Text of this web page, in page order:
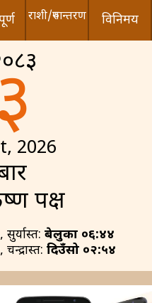
राशी/रुपान्तरण विनिमय
2026
पक्ष
, सुर्यास्त: बेलुका ०६:४४
, चन्द्रास्त: दिउँसो ०२:५४